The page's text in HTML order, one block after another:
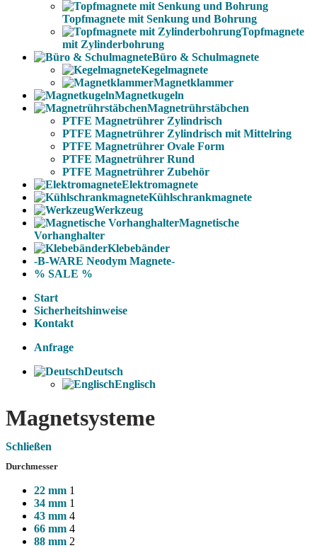
Topfmagnete mit Senkung und Bohrung
Topfmagnete
mit Zylinderbohrung
Büro & Schulmagnete
Kegelmagnete
Magnetklammer
Magnetkugeln
Magnetrührstäbchen
PTFE Magnetrührer Zylindrisch
PTFE Magnetrührer Zylindrisch mit Mittelring
PTFE Magnetrührer Ovale Form
PTFE Magnetrührer Rund
PTFE Magnetrührer Zubehör
Elektromagnete
Kühlschrankmagnete
Werkzeug
Magnetische
Vorhanghalter
Klebebänder
-B-WARE Neodym Magnete-
% SALE %
Start
Sicherheitshinweise
Kontakt
Anfrage
Deutsch
Englisch
Magnetsysteme
Schließen
Durchmesser
22 mm 1
34 mm 1
43 mm 4
66 mm 4
88 mm 2